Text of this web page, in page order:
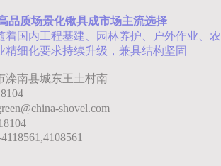
品质场景化锹具成市场主流选择
着国内工程基建、园林养护、户外作业、农
精细化要求持续升级，兼具结构坚固
滦南县城东王土村南
shovel.com